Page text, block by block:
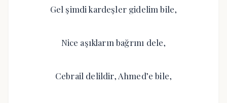
Gel şimdi kardeşler gidelim bile,
Nice aşıkların bağrını dele,
Cebrail delildir, Ahmed’e bile,